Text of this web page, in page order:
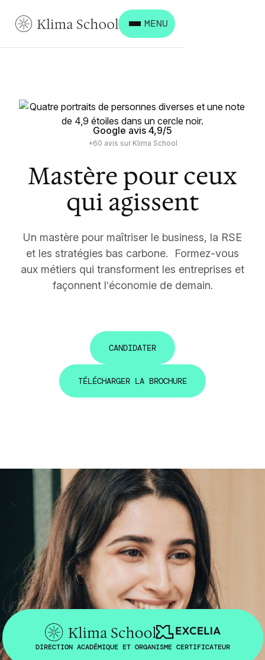
MENU
Google avis 4,9/5
+60 avis sur Klima School
Mastère pour ceux
qui agissent
Un mastère pour maîtriser le business, la RSE
et les stratégies bas carbone. Formez-vous
aux métiers qui transforment les entreprises et
façonnent l’économie de demain.
CANDIDATER
T
T
É
É
L
L
É
É
C
C
H
H
A
A
R
R
G
G
E
E
R
R
L
L
A
A
B
B
R
R
O
O
C
C
H
H
U
U
R
R
E
E
DIRECTION ACADÉMIQUE ET ORGANISME CERTIFICATEUR